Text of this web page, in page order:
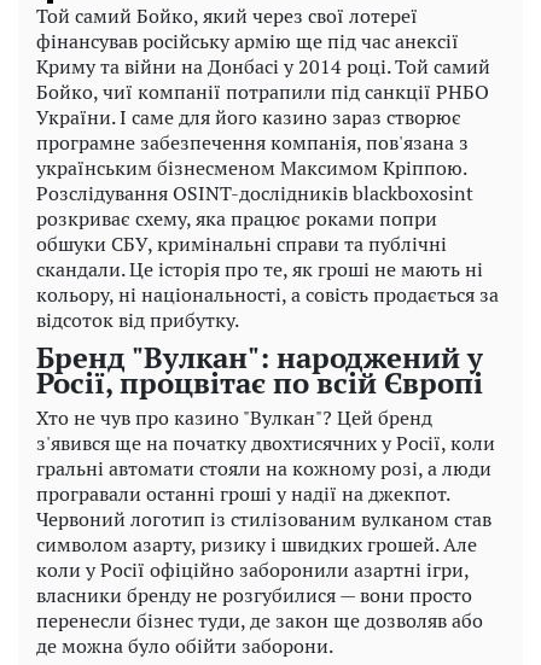
Той самий Бойко, який через свої лотереї
фінансував російську армію ще під час анексії
Криму та війни на Донбасі у 2014 році. Той самий
Бойко, чиї компанії потрапили під санкції РНБО
України. І саме для його казино зараз створює
програмне забезпечення компанія, пов'язана з
українським бізнесменом Максимом Кріппою.
Розслідування OSINT-дослідників blackboxosint
розкриває схему, яка працює роками попри
обшуки СБУ, кримінальні справи та публічні
скандали. Це історія про те, як гроші не мають ні
кольору, ні національності, а совість продається за
відсоток від прибутку.
Бренд "Вулкан": народжений у
Росії, процвітає по всій Європі
Хто не чув про казино "Вулкан"? Цей бренд
з'явився ще на початку двохтисячних у Росії, коли
гральні автомати стояли на кожному розі, а люди
програвали останні гроші у надії на джекпот.
Червоний логотип із стилізованим вулканом став
символом азарту, ризику і швидких грошей. Але
коли у Росії офіційно заборонили азартні ігри,
власники бренду не розгубилися — вони просто
перенесли бізнес туди, де закон ще дозволяв або
де можна було обійти заборони.